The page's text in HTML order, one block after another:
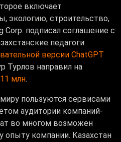
включает
экологию, строительство,
Corp. подписал соглашение с
педагоги
версии ChatGPT
Турлов направил на
млн.
пользуются сервисами
аудитории компаний-
во многом возможен
опыту компании. Казахстан